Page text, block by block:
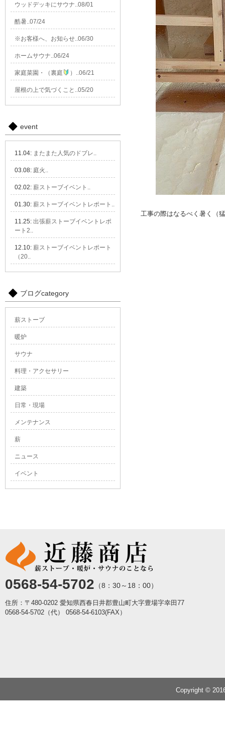
工事の際はなるべく暑く（
ウッドデッキにサウナ..08/01
酷暑..07/24
※お客様へ、お知らせ..06/30
ホームサウナ..06/24
家庭菜園・（裏庭 ）..06/21
屋根の上で気づくこと..05/20
event
11.04: またまた人気のドブレ..
03.08: 庭火..
02.02: 薪ストーブイベント..
01.30: 薪ストーブイベントレポート..
11.25: 出張薪ストーブイベントレポ
ート2..
12.10: 薪ストーブイベントレポート
（20..
ブログcategory
薪ストーブ
暖炉
サウナ
料理・アクセサリー
建築
日常・現場
メンテナンス
薪
ニュース
イベント
0568-54-5702 （8：30～18：00）
住所：〒480-0202 愛知県西春日井郡豊山町大字豊場字幸田77
0568-54-5702（代）
0568-54-6103(FAX）
Copyright ©